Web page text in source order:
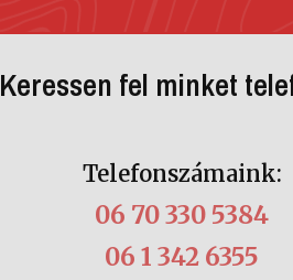
Keressen fel minket
Telefonszámaink:
06 70 330 5384
06 1 342 6355